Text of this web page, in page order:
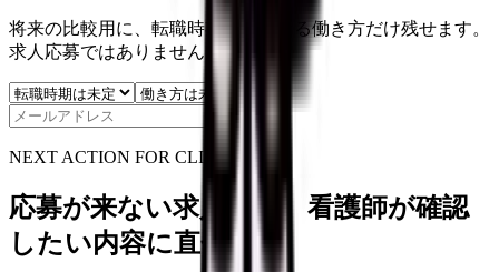
将来の比較用に、転職時期と気になる働き方だけ残せます。
求人応募ではありません。
保存
NEXT ACTION FOR CLINICS
応募が来ない求人票を、看護師が確認
したい内容に直せます